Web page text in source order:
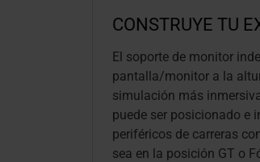
CONSTRUYE TU
El soporte de monitor
pantalla/monitor a la
simulación más
puede ser posicionado e
periféricos de carreras
sea en la posición GT o